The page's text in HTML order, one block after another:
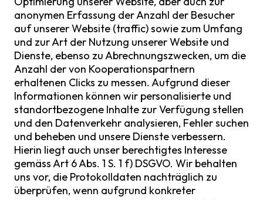
anonymen Erfassung der Anzahl der Besucher
auf unserer Website (traffic) sowie zum Umfang
und zur Art der Nutzung unserer Website und
Dienste, ebenso zu Abrechnungszwecken, um die
Anzahl der von Kooperationspartnern
erhaltenen Clicks zu messen. Aufgrund dieser
Informationen können wir personalisierte und
standortbezogene Inhalte zur Verfügung stellen
und den Datenverkehr analysieren, Fehler suchen
und beheben und unsere Dienste verbessern.
Hierin liegt auch unser berechtigtes Interesse
gemäss Art 6 Abs. 1 S. 1 f) DSGVO. Wir behalten
uns vor, die Protokolldaten nachträglich zu
überprüfen, wenn aufgrund konkreter